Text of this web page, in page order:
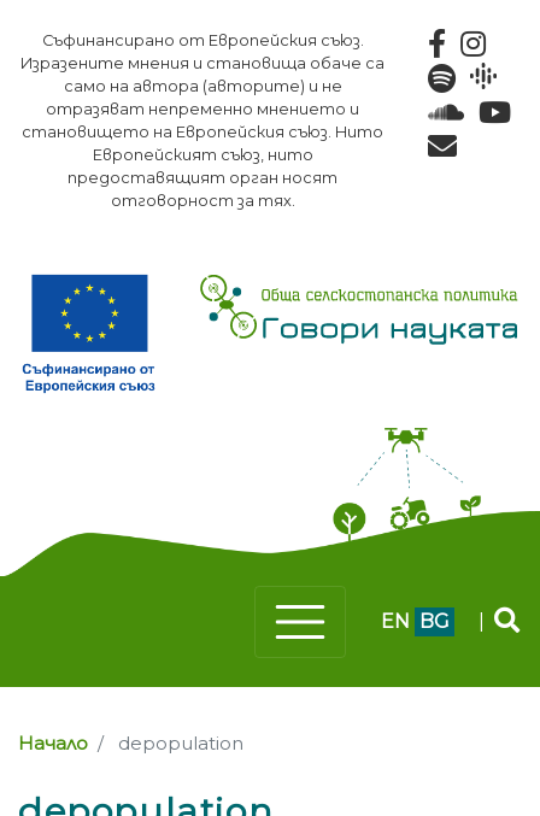
към
основното
съдържание
Съфинансирано от Европейския съюз.
Изразените мнения и становища обаче са
само на автора (авторите) и не
отразяват непременно мнението и
становището на Европейския съюз. Нито
Европейският съюз, нито
предоставящият орган носят
отговорност за тях.
EN BG
Начало depopulation